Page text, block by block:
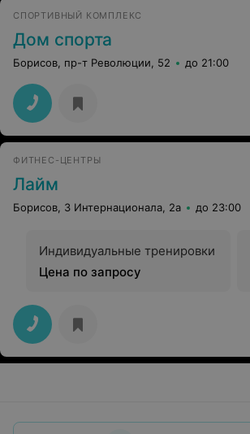
СПОРТИВНЫЙ КОМПЛЕКС
Дом спорта
Борисов, пр-т Революции, 52 до 21:00
ФИТНЕС-ЦЕНТРЫ
Лайм
Борисов, 3 Интернационала, 2а до 23:00
Индивидуальные тренировки
Цена по запросу